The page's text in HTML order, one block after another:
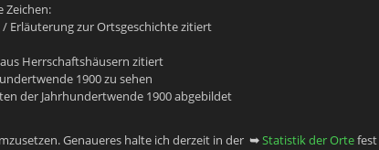
Zeichen:
Erläuterung zur Ortsgeschichte zitiert
Herrschaftshäusern zitiert
1900 zu sehen
der Jahrhundertwende 1900 abgebildet
Genaueres halte ich derzeit in der ➥Statistik der Ortefest